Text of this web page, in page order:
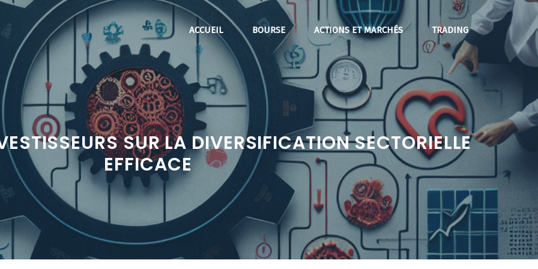
ACCUEIL BOURSE ACTIONS ET MARCHÉS TRADING
SUR LA DIVERSIFICATION SECTORIELLE
EFFICACE